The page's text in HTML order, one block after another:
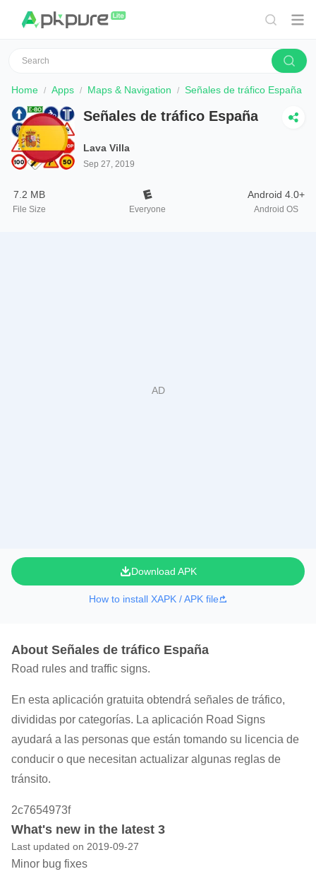
Home Apps Maps & Navigation Señales de tráfico España
Señales de tráfico España
Lava Villa
Sep 27, 2019
7.2 MB
File Size Everyone
Android 4.0+
Android OS
Download APK
How to install XAPK / APK file
About Señales de tráfico España
Road rules and traffic signs.
En esta aplicación gratuita obtendrá señales de tráfico,
divididas por categorías. La aplicación Road Signs
ayudará a las personas que están tomando su licencia de
conducir o que necesitan actualizar algunas reglas de
tránsito.
2c7654973f
What's new in the latest 3
Last updated on 2019-09-27
Minor bug fixes